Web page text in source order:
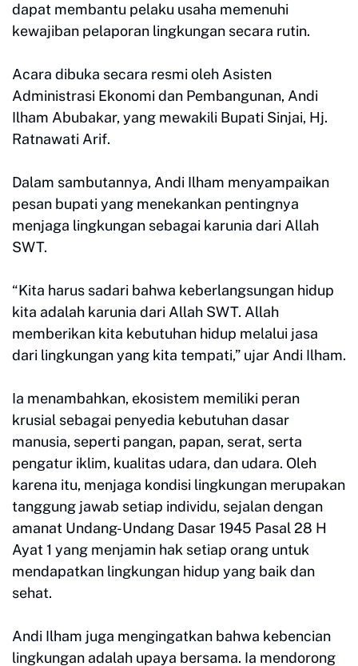
dapat membantu pelaku usaha memenuhi
kewajiban pelaporan lingkungan secara rutin.
Acara dibuka secara resmi oleh Asisten
Administrasi Ekonomi dan Pembangunan, Andi
Ilham Abubakar, yang mewakili Bupati Sinjai, Hj.
Ratnawati Arif.
Dalam sambutannya, Andi Ilham menyampaikan
pesan bupati yang menekankan pentingnya
menjaga lingkungan sebagai karunia dari Allah
SWT.
“Kita harus sadari bahwa keberlangsungan hidup
kita adalah karunia dari Allah SWT. Allah
memberikan kita kebutuhan hidup melalui jasa
dari lingkungan yang kita tempati,” ujar Andi Ilham.
Ia menambahkan, ekosistem memiliki peran
krusial sebagai penyedia kebutuhan dasar
manusia, seperti pangan, papan, serat, serta
pengatur iklim, kualitas udara, dan udara. Oleh
karena itu, menjaga kondisi lingkungan merupakan
tanggung jawab setiap individu, sejalan dengan
amanat Undang-Undang Dasar 1945 Pasal 28 H
Ayat 1 yang menjamin hak setiap orang untuk
mendapatkan lingkungan hidup yang baik dan
sehat.
Andi Ilham juga mengingatkan bahwa kebencian
lingkungan adalah upaya bersama. Ia mendorong